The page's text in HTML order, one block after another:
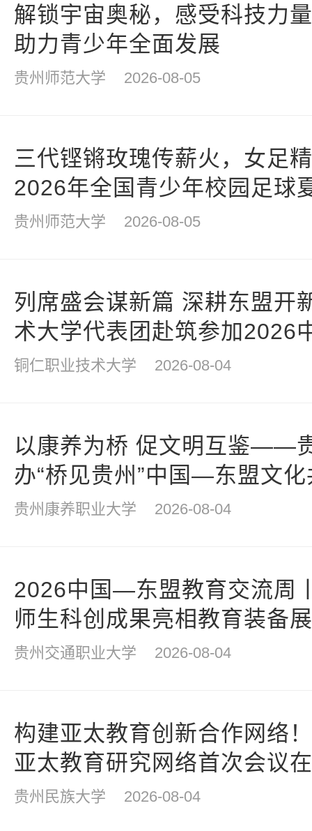
解锁宇宙奥秘，感受科技力
助力青少年全面发展
贵州师范大学 2026-08-05
三代铿锵玫瑰传薪火，女足
2026年全国青少年校园足球
活动走进贵州师范大学
贵州师范大学 2026-08-05
列席盛会谋新篇 深耕东盟
术大学代表团赴筑参加2026
周
铜仁职业技术大学 2026-08-04
以康养为桥 促文明互鉴——
办“桥见贵州”中国—东盟文
贵州康养职业大学 2026-08-04
2026中国—东盟教育交流周
师生科创成果亮相教育装备展
贵州交通职业大学 2026-08-04
构建亚太教育创新合作网络
亚太教育研究网络首次会议
贵州民族大学 2026-08-04